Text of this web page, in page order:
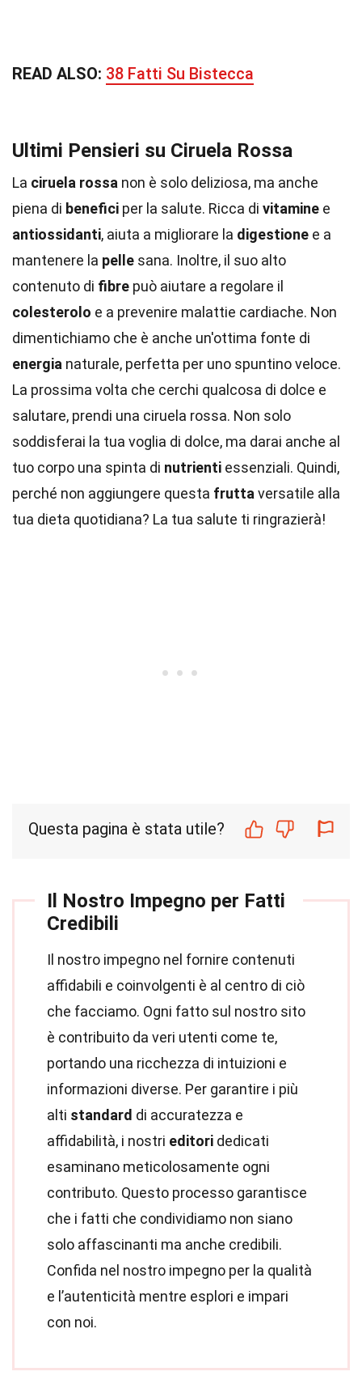
READ ALSO: 38 Fatti Su Bistecca
Ultimi Pensieri su Ciruela Rossa
La ciruela rossa non è solo deliziosa, ma anche
piena di benefici per la salute. Ricca di vitamine e
antiossidanti, aiuta a migliorare la digestione e a
mantenere la pelle sana. Inoltre, il suo alto
contenuto di fibre può aiutare a regolare il
colesterolo e a prevenire malattie cardiache. Non
dimentichiamo che è anche un'ottima fonte di
energia naturale, perfetta per uno spuntino veloce.
La prossima volta che cerchi qualcosa di dolce e
salutare, prendi una ciruela rossa. Non solo
soddisferai la tua voglia di dolce, ma darai anche al
tuo corpo una spinta di nutrienti essenziali. Quindi,
perché non aggiungere questa frutta versatile alla
tua dieta quotidiana? La tua salute ti ringrazierà!
Questa pagina è stata utile?
Il Nostro Impegno per Fatti
Credibili
Il nostro impegno nel fornire contenuti
affidabili e coinvolgenti è al centro di ciò
che facciamo. Ogni fatto sul nostro sito
è contribuito da veri utenti come te,
portando una ricchezza di intuizioni e
informazioni diverse. Per garantire i più
alti standard di accuratezza e
affidabilità, i nostri editori dedicati
esaminano meticolosamente ogni
contributo. Questo processo garantisce
che i fatti che condividiamo non siano
solo affascinanti ma anche credibili.
Confida nel nostro impegno per la qualità
e l’autenticità mentre esplori e impari
con noi.